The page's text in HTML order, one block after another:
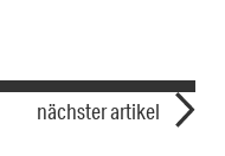
nächster artikel